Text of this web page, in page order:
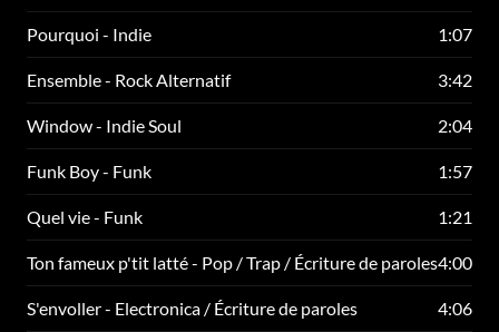
Pourquoi - Indie 1:07
Ensemble - Rock Alternatif 3:42
Window - Indie Soul 2:04
Funk Boy - Funk 1:57
Quel vie - Funk 1:21
Ton fameux p'tit latté - Pop / Trap / Écriture de paroles4:00
S'envoller - Electronica / Écriture de paroles 4:06